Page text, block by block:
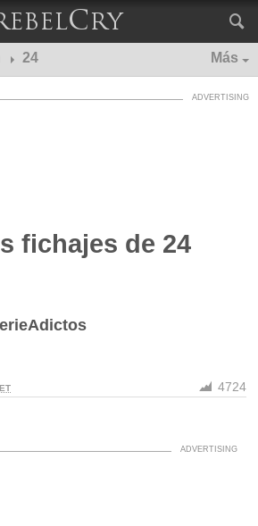
24 Más
fichajes de 24
4724